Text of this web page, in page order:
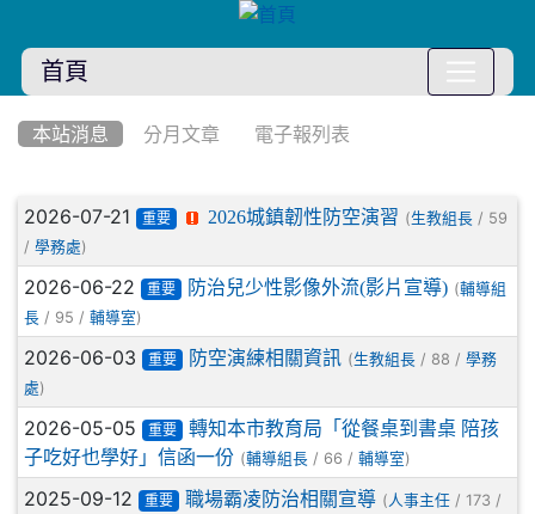
首頁
本站消息 分月文章 電子報列表
文章列表
2026-07-21 重要 2026城鎮韌性防空演習 (生教組長/ 59
/ 學務處)
2026-06-22 重要 防治兒少性影像外流(影片宣導) (輔導組
長 / 95 / 輔導室)
2026-06-03 重要 防空演練相關資訊 (生教組長/ 88 / 學務
處)
2026-05-05 重要
轉知本市教育局「從餐桌到書桌 陪孩
子吃好也學好」信函一份 (輔導組長 / 66 / 輔導室)
2025-09-12 重要 職場霸凌防治相關宣導 ( 人事主任/ 173 /